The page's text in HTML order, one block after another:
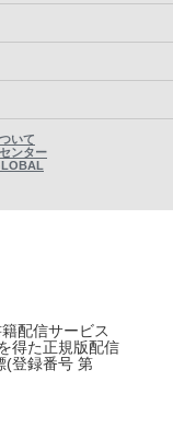
いて
ンター
配信サービス
得た正規版配信
(登録番号 第